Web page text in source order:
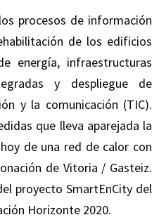
procesos de información
de los edificios
energía, infraestructuras
y despliegue de
y la comunicación (TIC).
que lleva aparejada la
de una red de calor con
de Vitoria / Gasteiz.
proyecto SmartEnCity del
Horizonte 2020.